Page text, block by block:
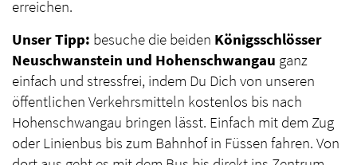
erreichen.
Unser Tipp: besuche die beiden Königsschlösser
Neuschwanstein und Hohenschwangau ganz
einfach und stressfrei, indem Du Dich von unseren
öffentlichen Verkehrsmitteln kostenlos bis nach
Hohenschwangau bringen lässt. Einfach mit dem Zug
oder Linienbus bis zum Bahnhof in Füssen fahren. Von